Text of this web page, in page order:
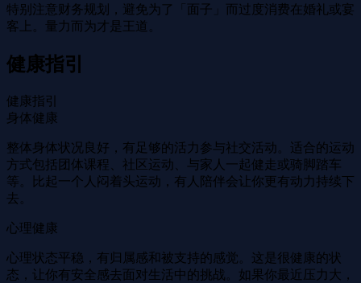
特别注意财务规划，避免为了「面子」而过度消费在婚礼或宴
客上。量力而为才是王道。
健康指引
健康指引
身体健康
整体身体状况良好，有足够的活力参与社交活动。适合的运动
方式包括团体课程、社区运动、与家人一起健走或骑脚踏车
等。比起一个人闷着头运动，有人陪伴会让你更有动力持续下
去。
心理健康
心理状态平稳，有归属感和被支持的感觉。这是很健康的状
态，让你有安全感去面对生活中的挑战。如果你最近压力大，